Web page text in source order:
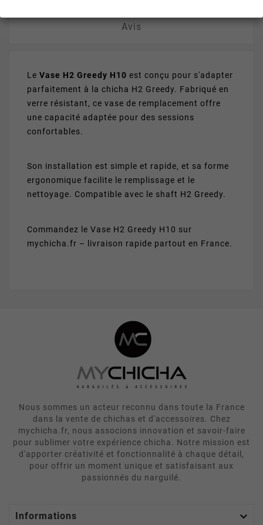
Avis
Le Vase H2 Greedy H10 est conçu pour s'adapter
parfaitement à la chicha H2 Greedy. Fabriqué en
verre résistant, ce vase de remplacement offre
une capacité adaptée pour des sessions
confortables.
Son installation est simple et rapide, et sa forme
ergonomique facilite le remplissage et le
nettoyage. Compatible avec le shaft H2 Greedy.
Commandez le Vase H2 Greedy H10 sur
mychicha.fr – livraison rapide partout en France.
Nous sommes un acteur reconnu dans toute la France
dans la vente de chichas et d'accessoires. Chez
mychicha.fr, nous associons innovation et savoir-faire
pour sublimer votre expérience chicha. Notre mission est
d'apporter créativité et fonctionnalité à chaque détail,
pour offrir un moment unique et satisfaisant aux
passionnés du narguilé.
Informations 